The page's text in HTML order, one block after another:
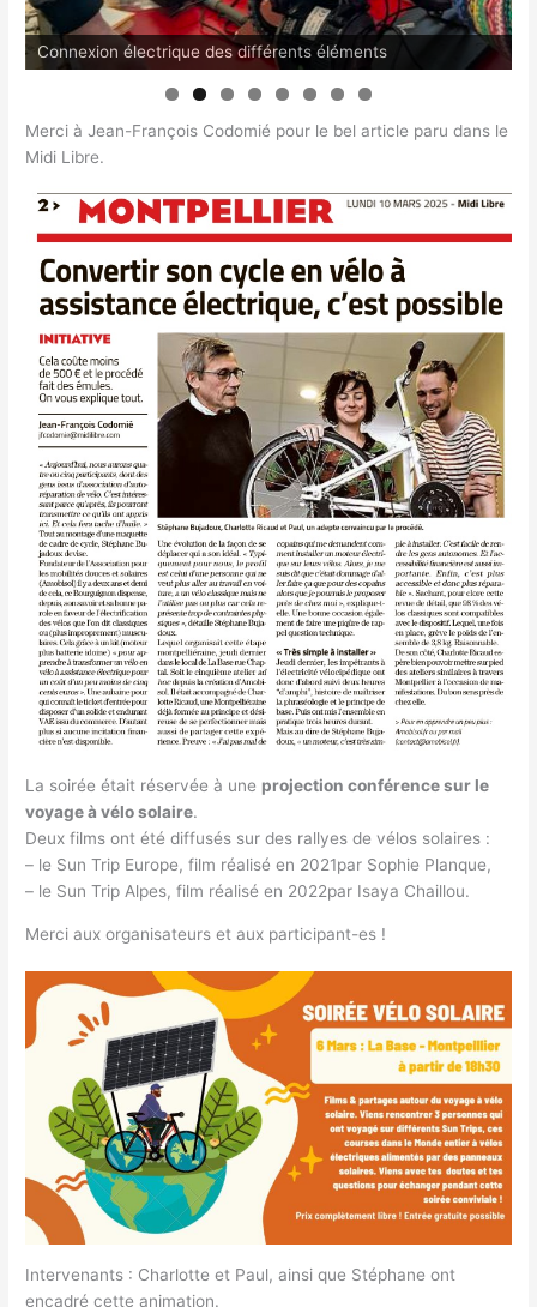
Connexion électrique des différents éléments
Merci à Jean-François Codomié pour le bel article paru dans le
Midi Libre.
La soirée était réservée à une projection conférence sur le
voyage à vélo solaire.
Deux films ont été diffusés sur des rallyes de vélos solaires :
– le Sun Trip Europe, film réalisé en 2021par Sophie Planque,
– le Sun Trip Alpes, film réalisé en 2022par Isaya Chaillou.
Merci aux organisateurs et aux participant-es !
Intervenants : Charlotte et Paul, ainsi que Stéphane ont
encadré cette animation.